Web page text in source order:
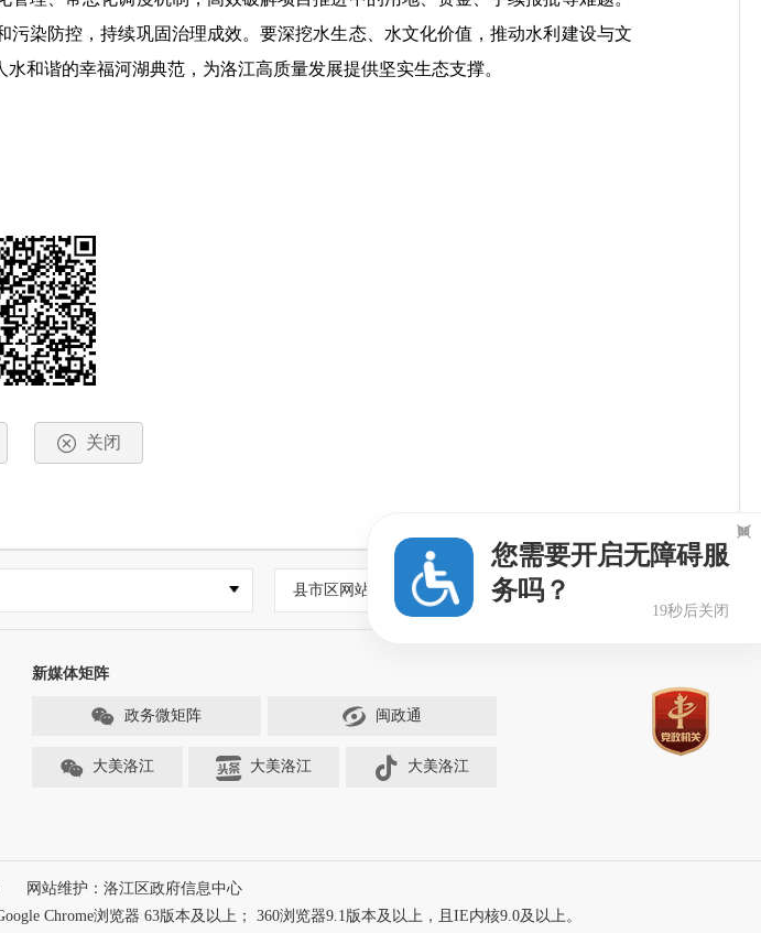
染防控，持续巩固治理成效。要深挖水生态、水文化价值，推动水利建设与文
和谐的幸福河湖典范，为洛江高质量发展提供坚实生态支撑。
关闭
县市区网站
新媒体矩阵
政务微矩阵 闽政通
大美洛江 大美洛江 大美洛江
网站维护：洛江区政府信息中心
Chrome浏览器 63版本及以上； 360浏览器9.1版本及以上，且IE内核9.0及以上。
您需要开启无障碍服
务吗？
18秒后关闭
